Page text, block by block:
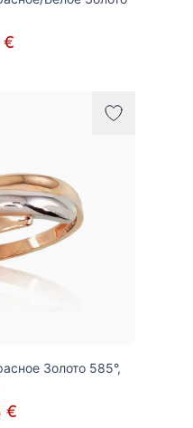
€
Золото 585°,
€